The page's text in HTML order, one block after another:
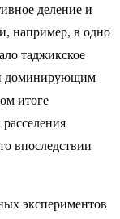
деление и
например, в одно
таджикское
доминирующим
итоге
впоследствии
экспериментов